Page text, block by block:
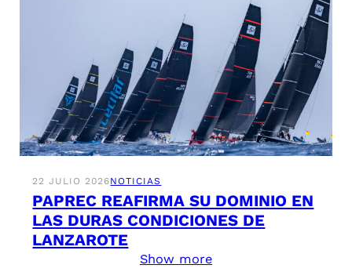
22 JULIO 2026NOTICIAS
PAPREC REAFIRMA SU DOMINIO EN
LAS DURAS CONDICIONES DE
LANZAROTE
Show more